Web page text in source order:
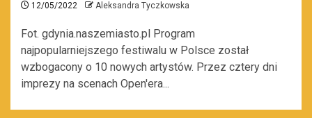
12/05/2022 Aleksandra Tyczkowska
Fot. gdynia.naszemiasto.pl Program
najpopularniejszego festiwalu w Polsce został
wzbogacony o 10 nowych artystów. Przez cztery dni
imprezy na scenach Open'era...